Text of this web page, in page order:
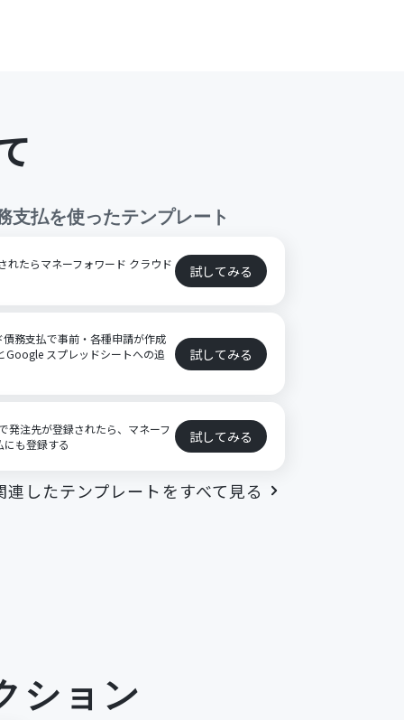
支払を使ったテンプレート
れたらマネーフォワード クラウド 試してみる
務支払で事前・各種申請が作成
Google スプレッドシートへの追
試してみる
発注先が登録されたら、マネーフ
も登録する
試してみる
連したテンプレートをすべて見る
ション